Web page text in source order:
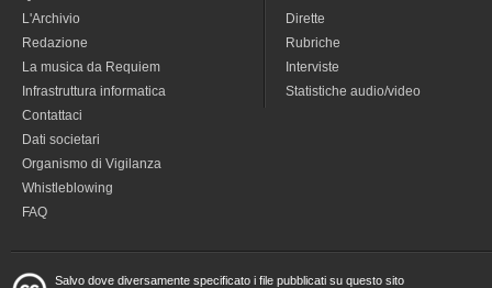
L'Archivio
Redazione
La musica da Requiem
Infrastruttura informatica
Contattaci
Dati societari
Organismo di Vigilanza
Whistleblowing
FAQ
Dirette
Rubriche
Interviste
Statistiche audio/video
Salvo dove diversamente specificato i file pubblicati su questo sito